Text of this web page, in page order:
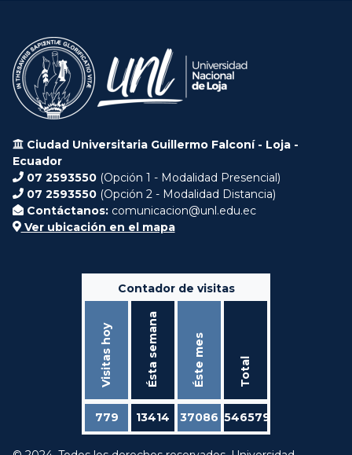
Ciudad Universitaria Guillermo Falconí - Loja -
Ecuador
07 2593550 (Opción 1 - Modalidad Presencial)
07 2593550 (Opción 2 - Modalidad Distancia)
Contáctanos: comunicacion@unl.edu.ec
Ver ubicación en el mapa
Contador de visitas
Visitas hoy Ésta semana Éste mes Total
779 13414 37086 546579